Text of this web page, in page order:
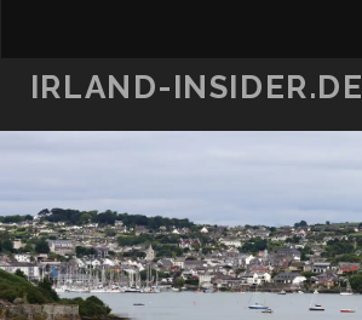
IRLAND-INSIDER.DE